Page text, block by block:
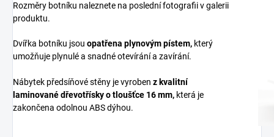
Rozměry botníku naleznete na poslední fotografii v galerii
produktu.
Dvířka botníku jsou opatřena plynovým pístem, který
umožňuje plynulé a snadné otevírání a zavírání.
Nábytek předsíňové stěny je vyroben z kvalitní
laminované dřevotřískyo tloušťce 16 mm, která je
zakončena odolnou ABS dýhou.